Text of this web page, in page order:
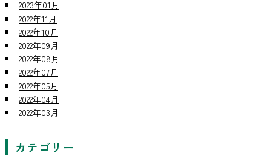
2023年01月
2022年11月
2022年10月
2022年09月
2022年08月
2022年07月
2022年05月
2022年04月
2022年03月
カテゴリー